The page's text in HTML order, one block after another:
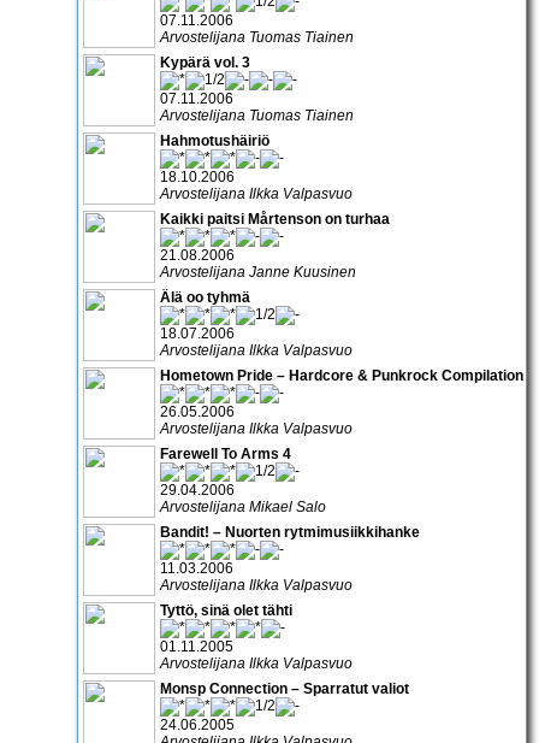
07.11.2006
Arvostelijana Tuomas Tiainen
Kypärä vol. 3
07.11.2006
Arvostelijana Tuomas Tiainen
Hahmotushäiriö
18.10.2006
Arvostelijana Ilkka Valpasvuo
Kaikki paitsi Mårtenson on turhaa
21.08.2006
Arvostelijana Janne Kuusinen
Älä oo tyhmä
18.07.2006
Arvostelijana Ilkka Valpasvuo
Hometown Pride – Hardcore & Punkrock Compilation
26.05.2006
Arvostelijana Ilkka Valpasvuo
Farewell To Arms 4
29.04.2006
Arvostelijana Mikael Salo
Bandit! – Nuorten rytmimusiikkihanke
11.03.2006
Arvostelijana Ilkka Valpasvuo
Tyttö, sinä olet tähti
01.11.2005
Arvostelijana Ilkka Valpasvuo
Monsp Connection – Sparratut valiot
24.06.2005